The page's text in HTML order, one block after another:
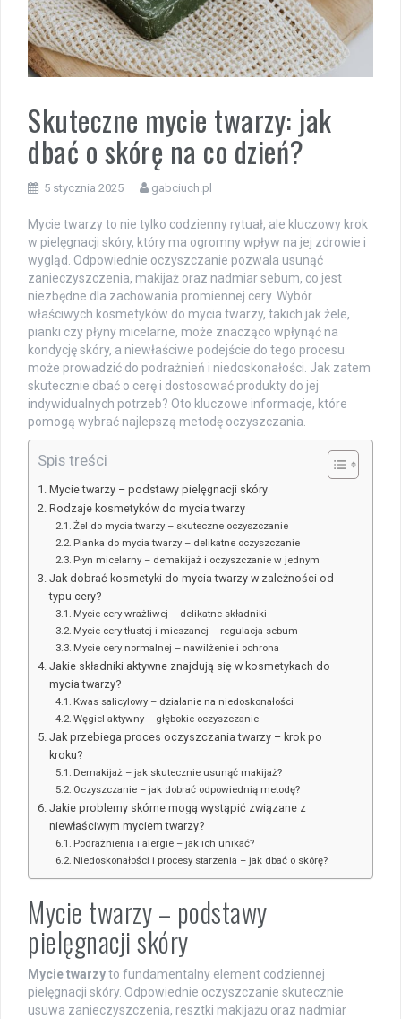
Skuteczne mycie twarzy: jak
dbać o skórę na co dzień?
5 stycznia 2025 gabciuch.pl
Mycie twarzy to nie tylko codzienny rytuał, ale kluczowy krok
w pielęgnacji skóry, który ma ogromny wpływ na jej zdrowie i
wygląd. Odpowiednie oczyszczanie pozwala usunąć
zanieczyszczenia, makijaż oraz nadmiar sebum, co jest
niezbędne dla zachowania promiennej cery. Wybór
właściwych kosmetyków do mycia twarzy, takich jak żele,
pianki czy płyny micelarne, może znacząco wpłynąć na
kondycję skóry, a niewłaściwe podejście do tego procesu
może prowadzić do podrażnień i niedoskonałości. Jak zatem
skutecznie dbać o cerę i dostosować produkty do jej
indywidualnych potrzeb? Oto kluczowe informacje, które
pomogą wybrać najlepszą metodę oczyszczania.
Spis treści
Mycie twarzy – podstawy pielęgnacji skóry
Rodzaje kosmetyków do mycia twarzy
Żel do mycia twarzy – skuteczne oczyszczanie
Pianka do mycia twarzy – delikatne oczyszczanie
Płyn micelarny – demakijaż i oczyszczanie w jednym
Jak dobrać kosmetyki do mycia twarzy w zależności od
typu cery?
Mycie cery wrażliwej – delikatne składniki
Mycie cery tłustej i mieszanej – regulacja sebum
Mycie cery normalnej – nawilżenie i ochrona
Jakie składniki aktywne znajdują się w kosmetykach do
mycia twarzy?
Kwas salicylowy – działanie na niedoskonałości
Węgiel aktywny – głębokie oczyszczanie
Jak przebiega proces oczyszczania twarzy – krok po
kroku?
Demakijaż – jak skutecznie usunąć makijaż?
Oczyszczanie – jak dobrać odpowiednią metodę?
Jakie problemy skórne mogą wystąpić związane z
niewłaściwym myciem twarzy?
Podrażnienia i alergie – jak ich unikać?
Niedoskonałości i procesy starzenia – jak dbać o skórę?
Mycie twarzy – podstawy
pielęgnacji skóry
Mycie twarzyto fundamentalny element codziennej
pielęgnacji skóry. Odpowiednie oczyszczanie skutecznie
usuwa zanieczyszczenia, resztki makijażu oraz nadmiar